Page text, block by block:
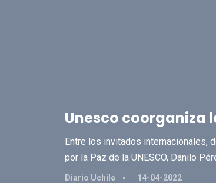
Unesco coorganiza
Entre los invitados internacionales,
por la Paz de la UNESCO, Danilo
Diario Uchile 14-04-2022